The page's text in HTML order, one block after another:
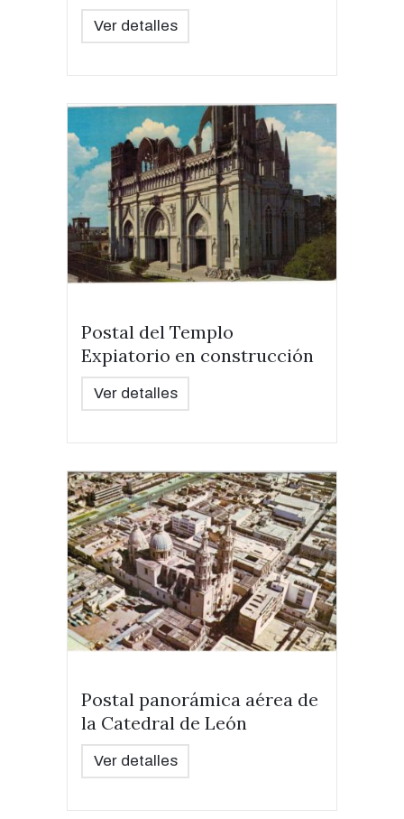
Ver detalles
Postal del Templo
Expiatorio en construcción
Ver detalles
Postal panorámica aérea de
la Catedral de León
Ver detalles